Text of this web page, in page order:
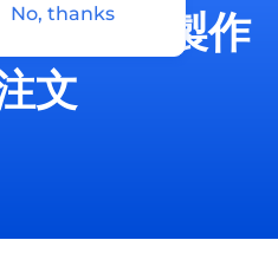
ム動画製作
文
No, thanks